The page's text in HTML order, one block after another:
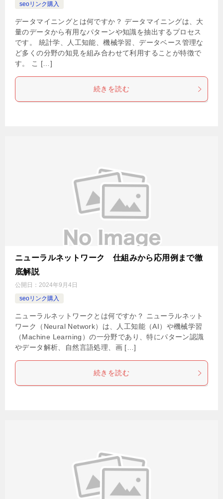
seoリンク購入
データマイニングとは何ですか？ データマイニングは、大
量のデータから有用なパターンや知識を抽出するプロセス
です。 統計学、人工知能、機械学習、データベース管理な
ど多くの分野の知見を組み合わせて利用することが特徴で
す。 こ […]
続きを読む
ニューラルネットワーク 仕組みから応用例まで徹
底解説
公開日： 2024年9月4日
seoリンク購入
ニューラルネットワークとは何ですか？ ニューラルネット
ワーク（Neural Network）は、人工知能（AI）や機械学習
（Machine Learning）の一分野であり、特にパターン認識
やデータ解析、自然言語処理、画 […]
続きを読む